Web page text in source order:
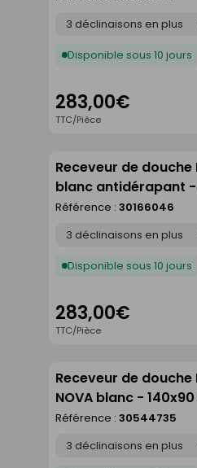
Disponible sous 10 jours
283,00€
TTC/Pièce
Receveur de douche
blanc antidérapant
Référence : 30166046
Disponible sous 10 jours
283,00€
TTC/Pièce
Receveur de douche
NOVA blanc -
Référence : 30544735